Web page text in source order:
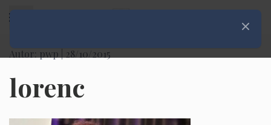
Autor: pwp | 28/10/2015
lorenc
Zamknij